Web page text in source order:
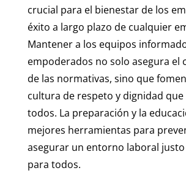
crucial para el bienestar de los
éxito a largo plazo de cualquier
Mantener a los equipos
empoderados no solo asegura el
de las normativas, sino que
cultura de respeto y dignidad que
todos. La preparación y la
mejores herramientas para
asegurar un entorno laboral
para todos.